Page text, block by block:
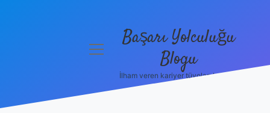
menüyüBaşarı Yolculuğu
Blogu
İlham veren kariyer tüyoları burada!